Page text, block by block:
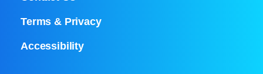
Terms & Privacy
Accessibility